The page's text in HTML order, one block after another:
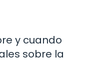
y cuando
sobre la